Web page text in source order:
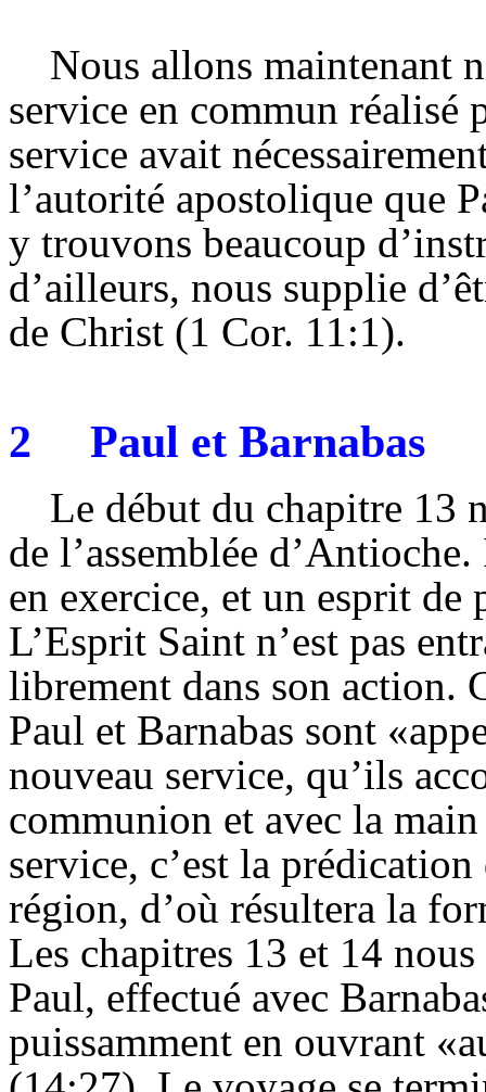
Nous allons maintenant
service en commun réalisé
service avait
l’autorité apostolique que
y trouvons beaucoup
d’ailleurs, nous supplie
de Christ (1 Cor. 11:1).
2 Paul et Barnabas
Le début du chapitre 13
de l’assemblée
en exercice, et un esprit de
L’Esprit Saint n’est pas
librement dans son action.
Paul et Barnabas sont
nouveau service, qu’ils
communion et avec la main
service, c’est la
région, d’où résultera la
Les chapitres 13 et 14
Paul, effectué avec
puissamment en ouvrant